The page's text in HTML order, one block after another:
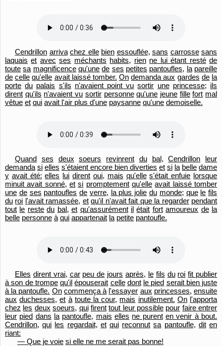
Cendrillon arriva chez elle bien essouflée, sans carrosse sans
laquais et avec ses méchants habits, rien ne lui étant resté de
toute sa magnificence qu'une de ses petites pantoufles, la pareille
de celle qu'elle avait laissé tomber. On demanda aux gardes de la
porte du palais s'ils n'avaient point vu sortir une princesse; ils
dirent qu'ils n'avaient vu sortir personne qu'une jeune fille fort mal
vêtue et qui avait l'air plus d'une paysanne qu'une demoiselle.
Quand ses deux soeurs revinrent du bal, Cendrillon
leur
demanda si elles s'étaient encore bien diverties et si la belle dame
y avait été: elles lui dirent oui, mais qu'elle s'était enfuie lorsque
minuit avait sonné, et si promptement qu'elle avait laissé tomber
une de ses pantoufles de verre, la plus jolie du monde; que le fils
du roi l'avait ramassée, et qu'il n'avait fait que la regarder pendant
tout le reste du bal, et qu'assurément il était fort amoureux de la
belle personne à qui appartenait la petite pantoufle.
Elles dirent vrai, car peu de jours après, le fils du roi fit publier
à son de trompe qu'il épouserait celle dont le pied serait bien juste
à la pantoufle. On commença à l'essayer aux princesses, ensuite
aux duchesses, et à toute la cour, mais inutilement. On l'apporta
chez les deux soeurs, qui firent tout leur possible pour faire entrer
leur pied dans la pantoufle, mais elles ne purent en venir à bout.
Cendrillon, qui les regardait, et qui reconnut sa pantoufle, dit en
riant:
— Que je voie si elle ne me serait pas bonne!